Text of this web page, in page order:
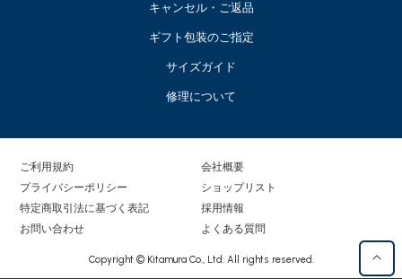
キャンセル・ご返品
ギフト包装のご指定
サイズガイド
修理について
ご利用規約
プライバシーポリシー
特定商取引法に基づく表記
お問い合わせ
会社概要
ショップリスト
採用情報
よくある質問
Copyright © Kitamura Co., Ltd. All rights reserved.